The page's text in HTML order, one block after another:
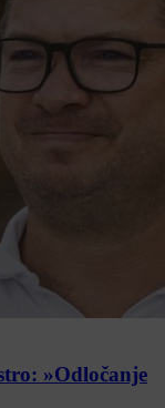
»Odločanje